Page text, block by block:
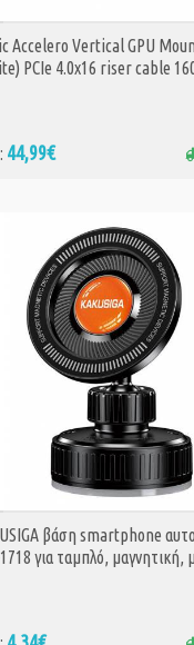
ΑΓΟΡΑ
Accelero Vertical GPU
PCIe 4.0x16 riser cable
44,99€
ΑΓΟΡΑβάση smartphone
1718 για ταμπλό, μαγνητική,